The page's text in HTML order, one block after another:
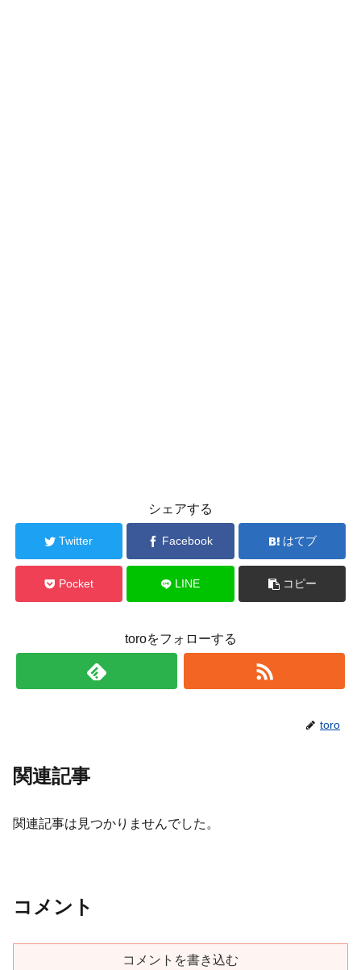
シェアする
Twitter Facebook はてブ
Pocket LINE コピー
toroをフォローする
toro
関連記事
関連記事は見つかりませんでした。
コメント
コメントを書き込む